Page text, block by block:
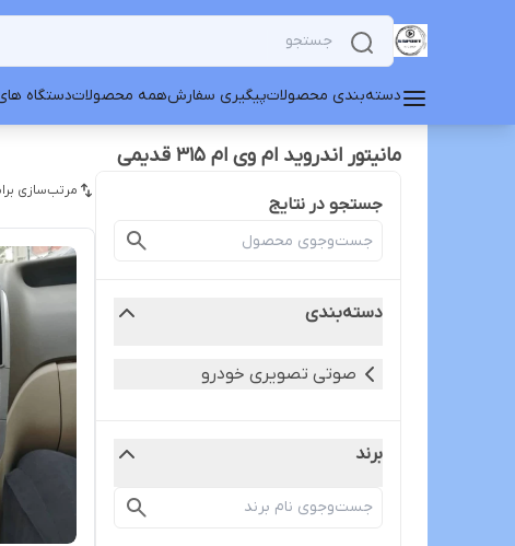
دسته‌بندی محصولاتپیگیری سفارشهمه محصولاتدستگاه
مانیتور اندروید ام وی ام ۳۱۵ قدیمی
جستجو در نتایج
دسته‌بندی
صوتی تصویری خودرو
برند
مرتب‌سازی